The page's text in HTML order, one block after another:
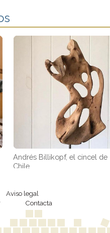
Andrés Billikopf, el cincel de
Chile
Aviso legal
Contacta